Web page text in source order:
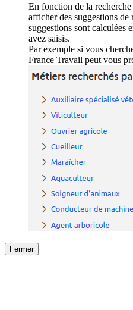
En fonction de la
afficher des suggestions de
suggestions sont calculées
avez saisis.
Par exemple si vous
France Travail peut vous
Fermer